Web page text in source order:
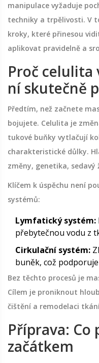
manipulace vyžaduje
techniky a trpělivosti. V
kroky, které přinesou
aplikovat pravidelně a
Proč celulita
ní skutečně
Předtím, než začnete
bojujete. Celulita je
tukové buňky vytlačují
charakteristické důlky.
změny, genetika,
Klíčem k úspěchu není
systémů:
Lymfatický systém:
přebytečnou vodu z
Cirkulační systém:
buněk, což
Bez těchto procesů je
Cílem je proniknout
čištění a remodelaci
Příprava:
začátkem